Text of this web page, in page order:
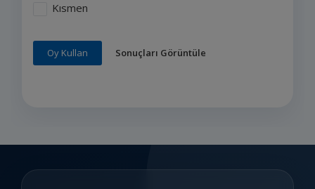
Kısmen
Oy Kullan Sonuçları Görüntüle